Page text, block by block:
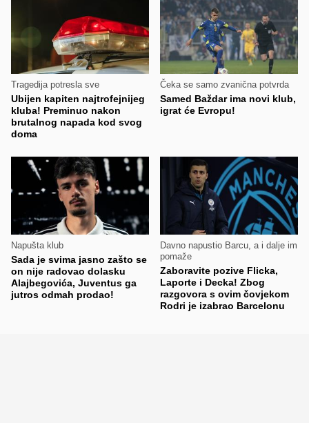
Tragedija potresla sve
Ubijen kapiten najtrofejnijeg
kluba! Preminuo nakon
brutalnog napada kod svog
doma
Čeka se samo zvanična potvrda
Samed Baždar ima novi klub,
igrat će Evropu!
Napušta klub
Sada je svima jasno zašto se
on nije radovao dolasku
Alajbegovića, Juventus ga
jutros odmah prodao!
Davno napustio Barcu, a i dalje im
pomaže
Zaboravite pozive Flicka,
Laporte i Decka! Zbog
razgovora s ovim čovjekom
Rodri je izabrao Barcelonu